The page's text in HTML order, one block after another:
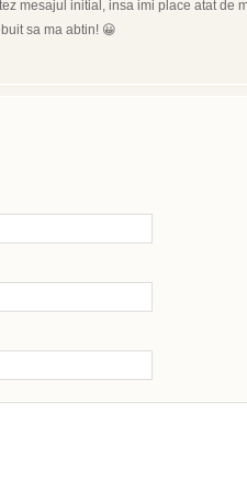
mesajul initial, insa imi place atat de
sa ma abtin! 😀